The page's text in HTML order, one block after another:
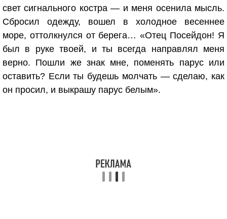
свет сигнального костра — и меня осенила мысль.
Сбросил одежду, вошел в холодное весеннее
море, оттолкнулся от берега… «Отец Посейдон! Я
был в руке твоей, и ты всегда направлял меня
верно. Пошли же знак мне, поменять парус или
оставить? Если ты будешь молчать — сделаю, как
он просил, и выкрашу парус белым».